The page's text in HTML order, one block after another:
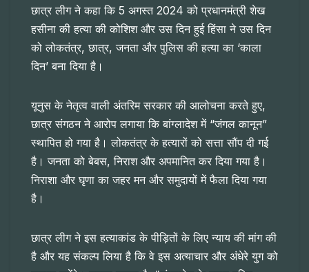
छात्र लीग ने कहा कि 5 अगस्त 2024 को प्रधानमंत्री शेख
हसीना की हत्या की कोशिश और उस दिन हुई हिंसा ने उस दिन
को लोकतंत्र, छात्र, जनता और पुलिस की हत्या का ‘काला
दिन’ बना दिया है।
यूनुस के नेतृत्व वाली अंतरिम सरकार की आलोचना करते हुए,
छात्र संगठन ने आरोप लगाया कि बांग्लादेश में “जंगल कानून”
स्थापित हो गया है। लोकतंत्र के हत्यारों को सत्ता सौंप दी गई
है। जनता को बेबस, निराश और अपमानित कर दिया गया है।
निराशा और घृणा का जहर मन और समुदायों में फैला दिया गया
है।
छात्र लीग ने इस हत्याकांड के पीड़ितों के लिए न्याय की मांग की
है और यह संकल्प लिया है कि वे इस अत्याचार और अंधेरे युग को